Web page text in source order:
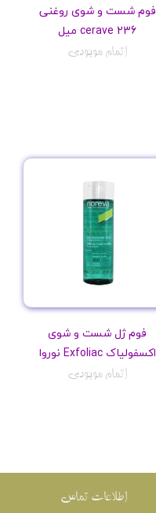
فوم شست و شوی روغنی
cerave 236 میل
اتمام موجودی
فوم ژل شست و شوی
اکسفولیاک Exfoliac نوروا
اتمام موجودی
اطلاعات تماس